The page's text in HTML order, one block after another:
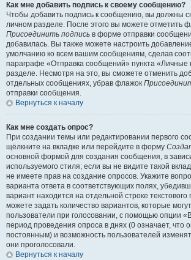
Как мне добавить подпись к своему сообщению?
Чтобы добавить подпись к сообщению, вы должны
личном разделе. После этого вы можете отметить
Присоединить подпись в форме отправки
добавилась. Вы также можете настроить
умолчанию ко всем вашим сообщениям, сделав
параграфе «Отправка сообщений» пункта «Личные
разделе. Несмотря на это, вы сможете отменить
отдельных сообщениях, убрав флажок
отправки сообщения.
Вернуться к началу
Как мне создать опрос?
При создании темы или редактировании первого
щёлкните на вкладке или перейдите в форму
основной формой для создания сообщения, в
используемого стиля; если вы не видите такой
не имеете прав на создание опросов. Укажите
варианта ответа в соответствующих полях,
вариант находится на отдельной строке
можете задать количество вариантов, которые
пользователи при голосовании, с помощью опции
период проведения опроса в днях (0 означает, что
постоянным) и возможность пользователей
они проголосовали.
Вернуться к началу